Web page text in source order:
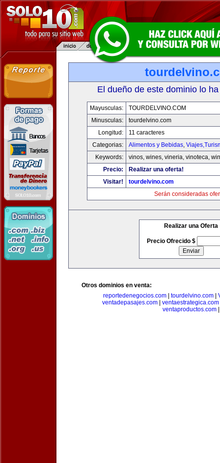
El dueño de este dominio lo
Mayusculas:
TOURDELVINO.COM
Minusculas:
tourdelvino.com
Longitud:
11 caracteres
Categorias:
Alimentos y Bebidas,
Keywords:
vinos, wines, vineria, vinoteca,
Precio:
Realizar una oferta!
Visitar!
tourdelvino.com
Serán consideradas
Realizar una Oferta
Precio Ofrecido $
Otros dominios en venta:
reportedenegocios.com| tourdelvino.com|
ventadepasajes.com
ventaestrategica.com
ventaproductos.com